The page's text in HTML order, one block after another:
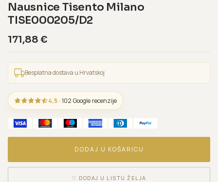
Nausnice Tisento Milano
TISE000205/D2
171,88 €
Besplatna dostava u Hrvatskoj
4,5 · 102 Google recenzije
DODAJ U KOŠARICU
♡ DODAJ U LISTU ŽELJA